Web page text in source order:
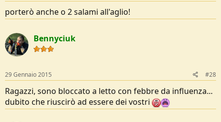
porterò anche o 2 salami all'aglio!
Bennyciuk
29 Gennaio 2015 #28
Ragazzi, sono bloccato a letto con febbre da influenza...
dubito che riuscirò ad essere dei vostri